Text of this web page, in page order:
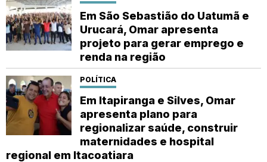
Em São Sebastião do Uatumã e
Urucará, Omar apresenta
projeto para gerar emprego e
renda na região
POLÍTICA
Em Itapiranga e Silves, Omar
apresenta plano para
regionalizar saúde, construir
maternidades e hospital
regional em Itacoatiara